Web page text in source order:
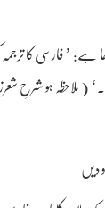
ہے: ’ فارسی کا
( ملاحظہ ہو شرحِ
دیں